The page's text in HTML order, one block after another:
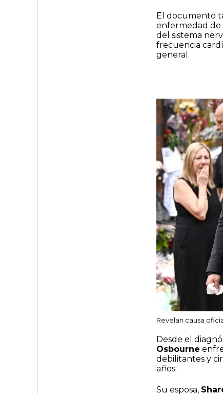
El documento
enfermedad de
del sistema
frecuencia
general.
Revelan causa
Desde el
Osbourne
debilitantes y
años.
Su esposa,